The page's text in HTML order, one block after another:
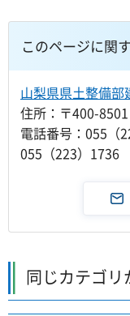
このページに関
山梨県県土整備部
住所：〒400-
電話番号：055（
055（223）1736
同じカテゴリ